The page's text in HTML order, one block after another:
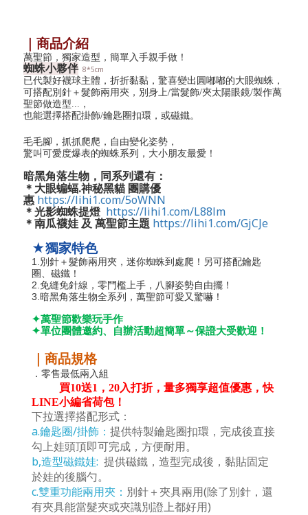
｜商品介紹
萬聖節，獨家造型，簡單入手親手做！
蜘蛛小夥伴 8*5cm
已代製好襪球主體，折折黏黏，驚喜變出圓嘟嘟的大眼蜘蛛，
可搭配別針＋髮飾兩用夾，別身上/當髮飾/夾太陽眼鏡/製作萬
聖節做造型...，
也能選擇搭配掛飾/鑰匙圈扣環，或磁鐵。
毛毛腳，抓抓爬爬，自由變化姿勢，
驚叫可愛度爆表的蜘蛛系列，大小朋友最愛！
暗黑角落生物，同系列還有：
＊大眼蝙蝠.神秘黑貓 團購優
惠 https://lihi1.com/5oWNN
＊光影蜘蛛提燈 https://lihi1.com/L88lm
＊南瓜襪娃 及 萬聖節主題 https://lihi1.com/GjCJe
★獨家特色
1. 別針＋髮飾兩用夾，迷你蜘蛛到處爬 ！另可搭配鑰匙
圈、磁鐵！
2. 免縫免針線，零門檻上手， 八腳姿勢自由擺 ！
3. 暗黑角落生物全系列，萬聖節可愛又驚嚇！
✦萬聖節歡樂玩手作
✦單位團體邀約、自辦活動超簡單～保證大受歡迎！
｜商品規格
．零售最低兩入組
買10送1，20入打折，量多獨享超值優惠，快
LINE小編省荷包！
下拉選擇搭配形式：
a.鑰匙圈/掛飾 ： 提供特製鑰匙圈扣環，完成後直接
勾上娃頭頂即可完成，方便耐用。
b,造型磁鐵娃: 提供磁鐵，造型完成後，黏貼固定
於娃的後腦勺。
c.雙重功能兩用夾 ： 別針＋夾具兩用(除了別針，還
有夾具能當髮夾或夾識別證上都好用)